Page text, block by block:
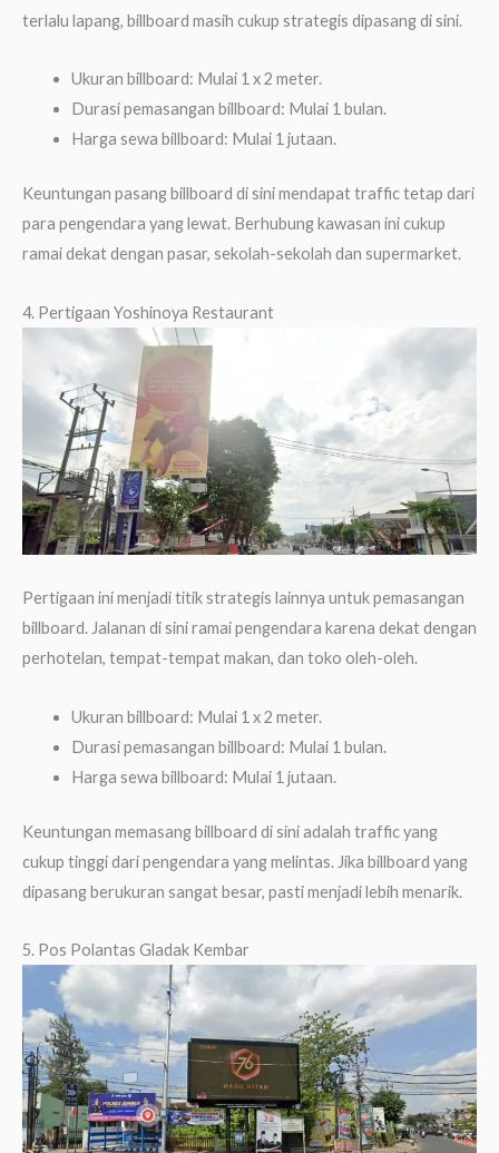
terlalu lapang, billboard masih cukup strategis dipasang di sini.
Ukuran billboard: Mulai 1 x 2 meter.
Durasi pemasangan billboard: Mulai 1 bulan.
Harga sewa billboard: Mulai 1 jutaan.
Keuntungan pasang billboard di sini mendapat traffic tetap dari
para pengendara yang lewat. Berhubung kawasan ini cukup
ramai dekat dengan pasar, sekolah-sekolah dan supermarket.
4. Pertigaan Yoshinoya Restaurant
Pertigaan ini menjadi titik strategis lainnya untuk pemasangan
billboard. Jalanan di sini ramai pengendara karena dekat dengan
perhotelan, tempat-tempat makan, dan toko oleh-oleh.
Ukuran billboard: Mulai 1 x 2 meter.
Durasi pemasangan billboard: Mulai 1 bulan.
Harga sewa billboard: Mulai 1 jutaan.
Keuntungan memasang billboard di sini adalah traffic yang
cukup tinggi dari pengendara yang melintas. Jika billboard yang
dipasang berukuran sangat besar, pasti menjadi lebih menarik.
5. Pos Polantas Gladak Kembar